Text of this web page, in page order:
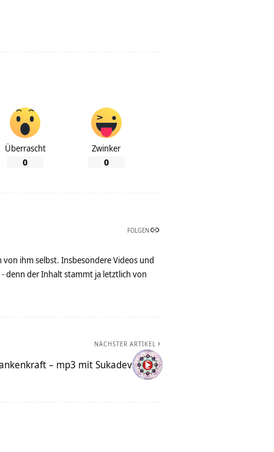
Überrascht
0
Zwinker
0
FOLGEN
ihm selbst. Insbesondere Videos und
denn der Inhalt stammt ja letztlich von
NÄCHSTER ARTIKEL
– mp3 mit Sukadev